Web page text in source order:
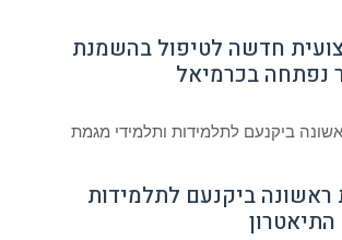
חדשה לטיפול בהשמנת
נפתחה בכרמיאל
ראשונה ביקנעם לתלמידות